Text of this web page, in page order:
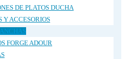
DE PLATOS DUCHA
Y ACCESORIOS
FORGE ADOUR